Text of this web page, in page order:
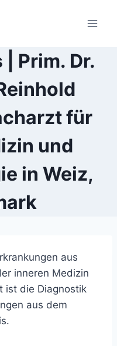
| Prim. Dr.
für
und
in Weiz,
aus
inneren Medizin
ist die Diagnostik
aus dem